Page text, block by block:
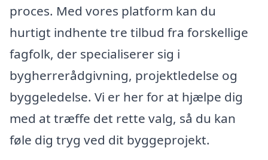
proces. Med vores platform kan du
hurtigt indhente tre tilbud fra forskellige
fagfolk, der specialiserer sig i
bygherrerådgivning, projektledelse og
byggeledelse. Vi er her for at hjælpe dig
med at træffe det rette valg, så du kan
føle dig tryg ved dit byggeprojekt.